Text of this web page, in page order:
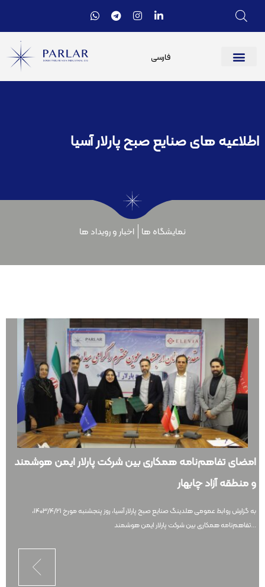
فارسی
اطلاعیه های صنایع صبح پارلار آسیا
اخبار و رویداد ها نمایشگاه ها
امضای تفاهم‌نامه همکاری بین شرکت پارلار ایمن هوشمند
و منطقه آزاد چابهار
به گزارش روابط عمومی هلدینگ صنایع صبح پارلار آسیا، روز پنجشنبه مورخ ۱۴۰۳/۴/۲۱،
تفاهم‌نامه همکاری بین شرکت پارلار ایمن هوشمند...